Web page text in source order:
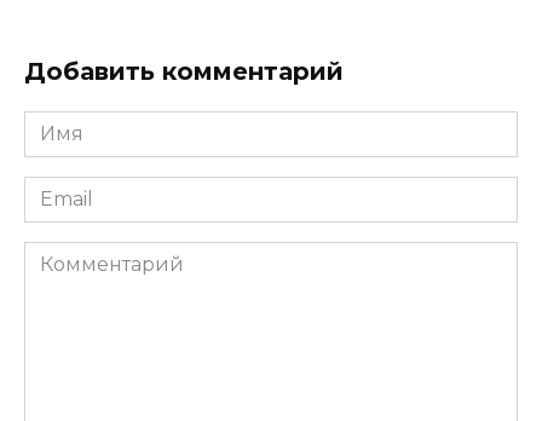
Добавить комментарий
Имя
*
Email
*
Комментарий